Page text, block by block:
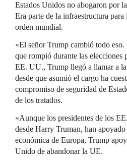
Estados Unidos no abogaron por
Era parte de la infraestructura
orden mundial.
«El señor Trump cambió todo eso.
que rompió durante las elecciones
EE. UU., Trump llegó a llamar a
desde que asumió el cargo ha
compromiso de seguridad de
de los tratados.
«Aunque los presidentes de los
desde Harry Truman, han
económica de Europa, Trump
Unido de abandonar la UE.